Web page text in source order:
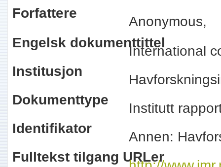
Forfattere
Anonymous,
Engelsk dokumenttittel
International
Institusjon
Dokumenttype
Institutt
Identifikator
Annen:
Fulltekst tilgang URLer